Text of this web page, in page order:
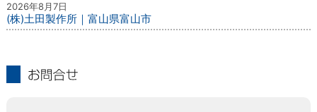
2026年8月7日
(株)土田製作所｜富山県富山市